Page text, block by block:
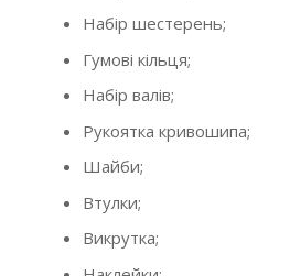
Набір шестерень;
Гумові кільця;
Набір валів;
Рукоятка кривошипа;
Шайби;
Втулки;
Викрутка;